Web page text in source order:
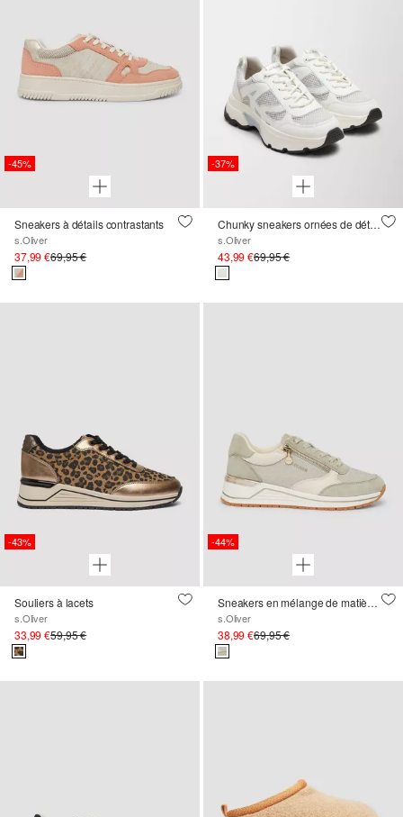
-45%
Sneakers à détails contrastants
s.Oliver
37,99 €69,95 €
-37%
Chunky sneakers ornées de détails en mesh
s.Oliver
43,99 €69,95 €
-43%
Souliers à lacets
s.Oliver
33,99 €59,95 €
-44%
Sneakers en mélange de matières ornées d’un zip
s.Oliver
38,99 €69,95 €